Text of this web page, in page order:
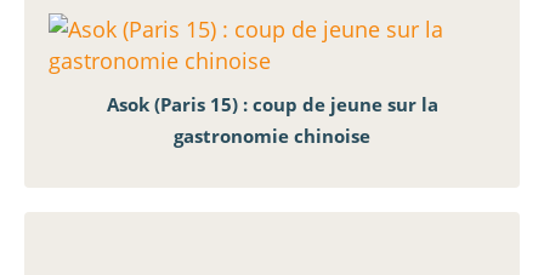
Asok (Paris 15) : coup de jeune sur la
gastronomie chinoise